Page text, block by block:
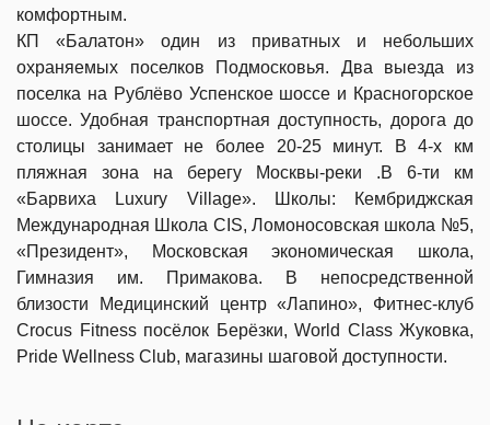
комфортным.
КП «Балатон» один из приватных и небольших
охраняемых поселков Подмосковья. Два выезда из
поселка на Рублёво Успенское шоссе и Красногорское
шоссе. Удобная транспортная доступность, дорога до
столицы занимает не более 20-25 минут. В 4-х км
пляжная зона на берегу Москвы-реки .В 6-ти км
«Барвиха Luxury Village». Школы: Кембриджская
Международная Школа CIS, Ломоносовская школа №5,
«Президент», Московская экономическая школа,
Гимназия им. Примакова. В непосредственной
близости Медицинский центр «Лапино», Фитнес-клуб
Crocus Fitness посёлок Берёзки, World Class Жуковка,
Pride Wellness Club, магазины шаговой доступности.